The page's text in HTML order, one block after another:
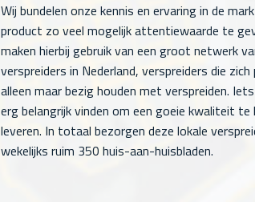
Wij bundelen onze kennis en ervaring in de
product zo veel mogelijk attentiewaarde te
maken hierbij gebruik van een groot netwerk
verspreiders in Nederland, verspreiders die zich
alleen maar bezig houden met verspreiden.
erg belangrijk vinden om een goeie kwaliteit te
leveren. In totaal bezorgen deze lokale
wekelijks ruim 350 huis-aan-huisbladen.